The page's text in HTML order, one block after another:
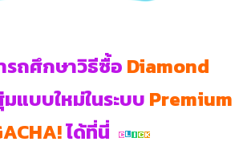
ถศึกษาวิธีซื้อ Diamond
แบบใหม่ในระบบ Premium
ได้ที่นี่